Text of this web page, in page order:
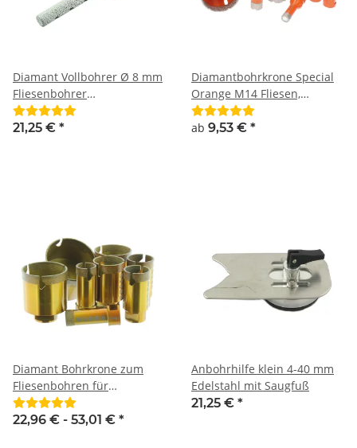
Diamant Vollbohrer Ø 8 mm
Fliesenbohrer
Diamantfräser M14
21,25 € *
Diamantbohrkrone Special
Orange M14 Fliesen,
Keramik, Feinsteinzeug
ab 9,53 € *
Diamant Bohrkrone zum
Fliesenbohren für
Winkelschleifer M14
Premium dünnwandig
22,96 € - 53,01 € *
Anbohrhilfe klein 4-40 mm
Edelstahl mit Saugfuß
21,25 € *